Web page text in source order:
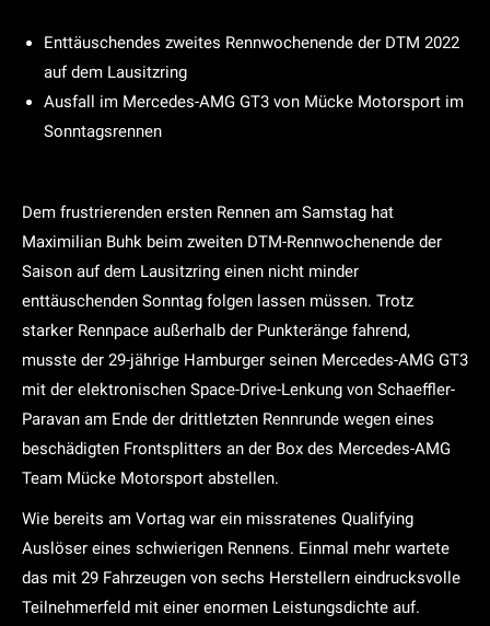
Enttäuschendes zweites Rennwochenende der DTM 2022
auf dem Lausitzring
Ausfall im Mercedes-AMG GT3 von Mücke Motorsport im
Sonntagsrennen
Dem frustrierenden ersten Rennen am Samstag hat
Maximilian Buhk beim zweiten DTM-Rennwochenende der
Saison auf dem Lausitzring einen nicht minder
enttäuschenden Sonntag folgen lassen müssen. Trotz
starker Rennpace außerhalb der Punkteränge fahrend,
musste der 29-jährige Hamburger seinen Mercedes-AMG GT3
mit der elektronischen Space-Drive-Lenkung von Schaeffler-
Paravan am Ende der drittletzten Rennrunde wegen eines
beschädigten Frontsplitters an der Box des Mercedes-AMG
Team Mücke Motorsport abstellen.
Wie bereits am Vortag war ein missratenes Qualifying
Auslöser eines schwierigen Rennens. Einmal mehr wartete
das mit 29 Fahrzeugen von sechs Herstellern eindrucksvolle
Teilnehmerfeld mit einer enormen Leistungsdichte auf.